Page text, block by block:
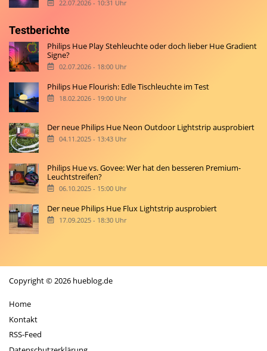
22.07.2026 - 10:31 Uhr
Testberichte
Philips Hue Play Stehleuchte oder doch lieber Hue Gradient
Signe?
02.07.2026 - 18:00 Uhr
Philips Hue Flourish: Edle Tischleuchte im Test
18.02.2026 - 19:00 Uhr
Der neue Philips Hue Neon Outdoor Lightstrip ausprobiert
04.11.2025 - 13:43 Uhr
Philips Hue vs. Govee: Wer hat den besseren Premium-
Leuchtstreifen?
06.10.2025 - 15:00 Uhr
Der neue Philips Hue Flux Lightstrip ausprobiert
17.09.2025 - 18:30 Uhr
Copyright © 2026 hueblog.de
Home
Kontakt
RSS-Feed